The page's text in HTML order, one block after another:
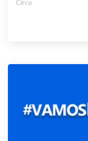
Circo